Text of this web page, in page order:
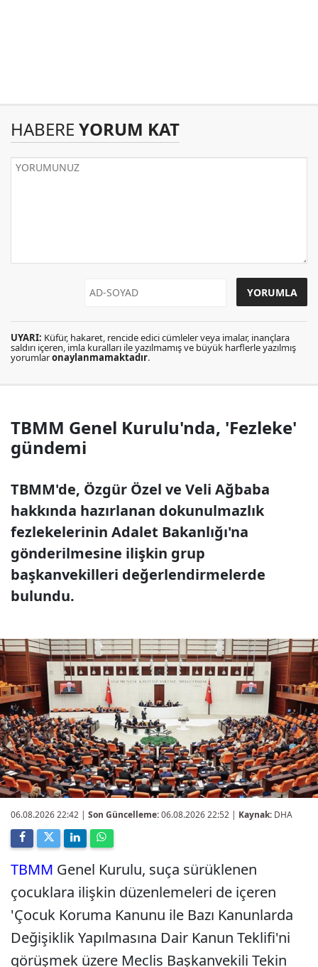
HABERE YORUM KAT
UYARI: Küfür, hakaret, rencide edici cümleler veya imalar, inançlara
saldırı içeren, imla kuralları ile yazılmamış ve büyük harflerle yazılmış
yorumlaronaylanmamaktadır.
TBMM Genel Kurulu'nda, 'Fezleke'
gündemi
TBMM'de, Özgür Özel ve Veli Ağbaba
hakkında hazırlanan dokunulmazlık
fezlekelerinin Adalet Bakanlığı'na
gönderilmesine ilişkin grup
başkanvekilleri değerlendirmelerde
bulundu.
06.08.2026 22:42 | Son Güncelleme:06.08.2026 22:52 | Kaynak: DHA
TBMM Genel Kurulu, suça sürüklenen
çocuklara ilişkin düzenlemeleri de içeren
'Çocuk Koruma Kanunu ile Bazı Kanunlarda
Değişiklik Yapılmasına Dair Kanun Teklifi'ni
görüşmek üzere Meclis Başkanvekili Tekin